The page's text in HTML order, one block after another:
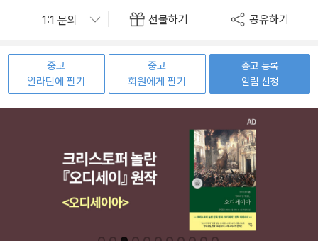
선물하기 공유하기
중고
알라딘에 팔기
중고
회원에게 팔기
중고 등록
알림 신청